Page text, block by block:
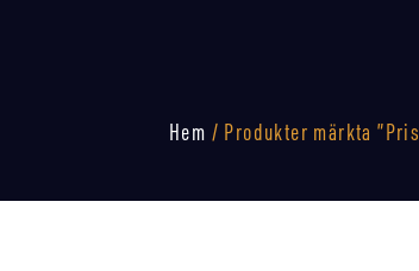
Hem / Produkter märkta